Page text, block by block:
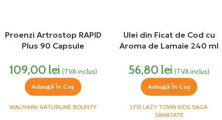
Proenzi Artrostop RAPID
Plus 90 Capsule
109,00 lei (TVA inclus)
Adaugă În Coș
WALMARK NATURLINE BOUNTY
Ulei din Ficat de Cod cu
Aroma de Lamaie 240 ml
56,80 lei (TVA inclus)
Adaugă În Coș
LYSI LAZY TOWN KIDS SAGA
SANATATE